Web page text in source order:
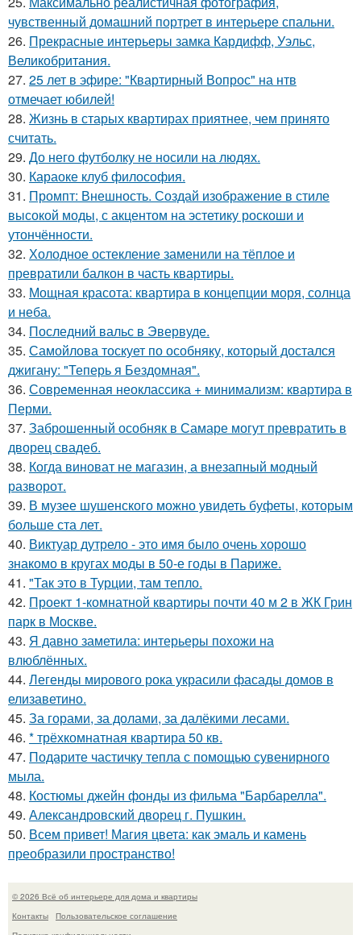
чувственный домашний портрет в интерьере спальни.
26. Прекрасные интерьеры замка Кардифф, Уэльс,
Великобритания.
27. 25 лет в эфире: "Квартирный Вопрос" на нтв
отмечает юбилей!
28. Жизнь в старых квартирах приятнее, чем принято
считать.
29. До него футболку не носили на людях.
30. Караоке клуб философия.
31. Промпт: Внешность. Создай изображение в стиле
высокой моды, с акцентом на эстетику роскоши и
утончённости.
32. Холодное остекление заменили на тёплое и
превратили балкон в часть квартиры.
33. Мощная красота: квартира в концепции моря, солнца
и неба.
34. Последний вальс в Эвервуде.
35. Самойлова тоскует по особняку, который достался
джигану: "Теперь я Бездомная".
36. Современная неоклассика + минимализм: квартира в
Перми.
37. Заброшенный особняк в Самаре могут превратить в
дворец свадеб.
38. Когда виноват не магазин, а внезапный модный
разворот.
39. В музее шушенского можно увидеть буфеты, которым
больше ста лет.
40. Виктуар дутрело - это имя было очень хорошо
знакомо в кругах моды в 50-е годы в Париже.
41. "Так это в Турции, там тепло.
42. Проект 1-комнатной квартиры почти 40 м 2 в ЖК Грин
парк в Москве.
43. Я давно заметила: интерьеры похожи на
влюблённых.
44. Легенды мирового рока украсили фасады домов в
елизаветино.
45. За горами, за долами, за далёкими лесами.
46. * трёхкомнатная квартира 50 кв.
47. Подарите частичку тепла с помощью сувенирного
мыла.
48. Костюмы джейн фонды из фильма "Барбарелла".
49. Александровский дворец г. Пушкин.
50. Всем привет! Магия цвета: как эмаль и камень
преобразили пространство!
© 2026 Всё об интерьере для дома и квартиры
Контакты
Пользовательское соглашение